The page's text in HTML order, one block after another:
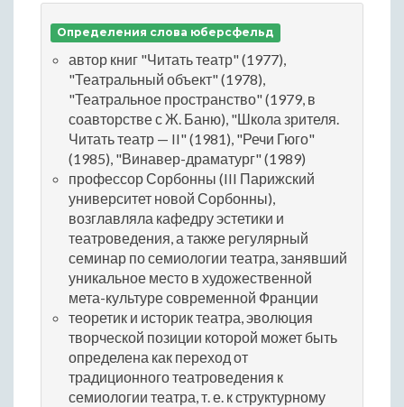
Определения слова юберсфельд
автор книг "Читать театр" (1977),
"Театральный объект" (1978),
"Театральное пространство" (1979, в
соавторстве с Ж. Баню), "Школа зрителя.
Читать театр — II" (1981), "Речи Гюго"
(1985), "Винавер-драматург" (1989)
профессор Сорбонны (III Парижский
университет новой Сорбонны),
возглавляла кафедру эстетики и
театроведения, а также регулярный
семинар по семиологии театра, занявший
уникальное место в художественной
мета-культуре современной Франции
теоретик и историк театра, эволюция
творческой позиции которой может быть
определена как переход от
традиционного театроведения к
семиологии театра, т. е. к структурному